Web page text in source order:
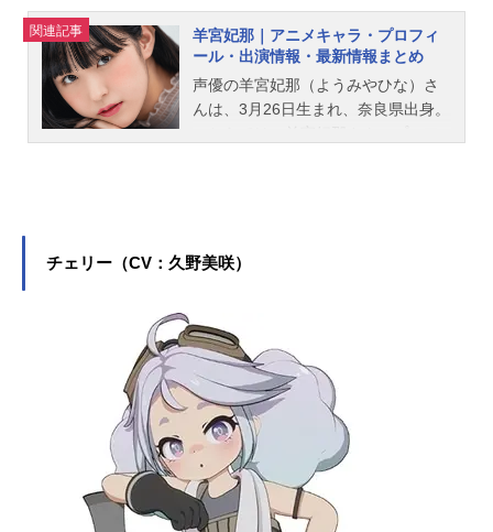
関連記事
羊宮妃那｜アニメキャラ・プロフィ
ール・出演情報・最新情報まとめ
声優の羊宮妃那（ようみやひな）さ
んは、3月26日生まれ、奈良県出身。
チェリー（CV：久野美咲）